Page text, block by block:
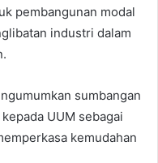
pembangunan modal
industri dalam
sumbangan
UUM sebagai
kemudahan